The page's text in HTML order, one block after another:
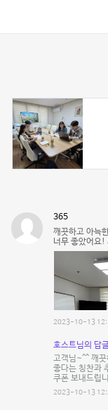
365
깨끗하고 아늑
너무 좋았어요!
2023-10-13
호스트님의 답
고객님~^^ 깨
좋다는 칭찬과
쿠폰 보내드립
2023-10-13